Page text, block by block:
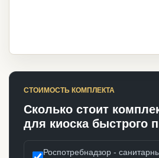
СТОИМОСТЬ КОМПЛЕКТА
Сколько стоит
для киоска быстрого
Роспотребнадзор -